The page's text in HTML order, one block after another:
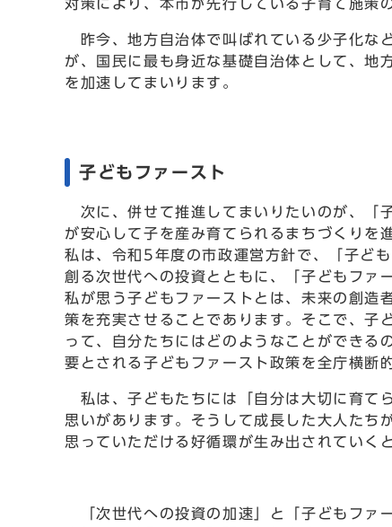
対策により、本市が先行している子育て施策
昨今、地方自治体で叫ばれている少子化な
が、国民に最も身近な基礎自治体として、地
を加速してまいります。
子どもファースト
次に、併せて推進してまいりたいのが、「
が安心して子を産み育てられるまちづくりを
私は、令和5年度の市政運営方針で、「子ど
創る次世代への投資とともに、「子どもファ
私が思う子どもファーストとは、未来の創造
策を充実させることであります。そこで、子
って、自分たちにはどのようなことができる
要とされる子どもファースト政策を全庁横断
私は、子どもたちには「自分は大切に育て
思いがあります。そうして成長した大人たち
思っていただける好循環が生み出されていく
「次世代への投資の加速」と「子どもファ